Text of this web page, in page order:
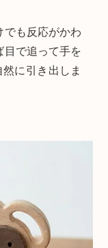
でも反応がかわ
目で追って手を
に引き出しま